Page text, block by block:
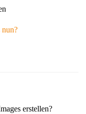
erstellen?